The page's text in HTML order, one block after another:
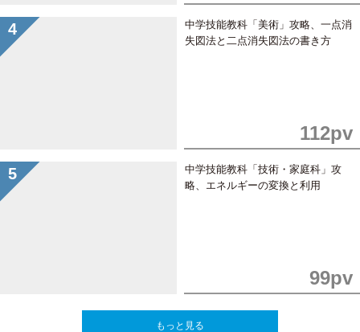
中学技能教科「美術」攻略、一点消
失図法と二点消失図法の書き方
112pv
中学技能教科「技術・家庭科」攻
略、エネルギーの変換と利用
99pv
もっと見る